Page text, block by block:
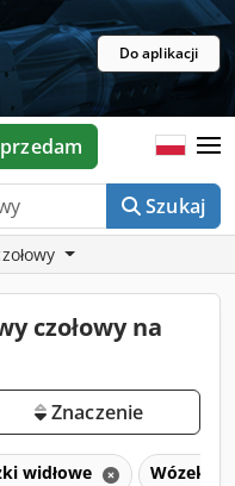
Do aplikacji
Szukaj
czołowy na
Znaczenie
widłowe Wózek